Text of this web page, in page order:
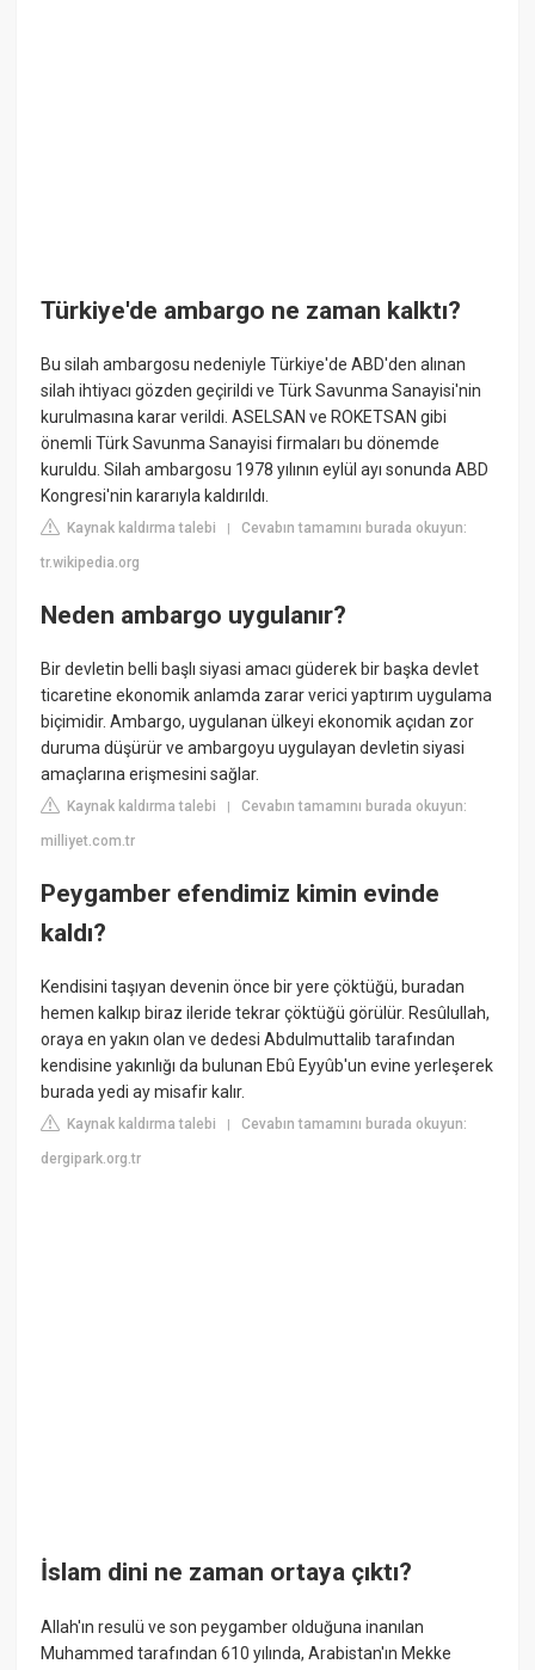
Türkiye'de ambargo ne zaman kalktı?
Bu silah ambargosu nedeniyle Türkiye'de ABD'den alınan
silah ihtiyacı gözden geçirildi ve Türk Savunma Sanayisi'nin
kurulmasına karar verildi. ASELSAN ve ROKETSAN gibi
önemli Türk Savunma Sanayisi firmaları bu dönemde
kuruldu. Silah ambargosu 1978 yılının eylül ayı sonunda ABD
Kongresi'nin kararıyla kaldırıldı.
Kaynak kaldırma talebi |Cevabın tamamını burada okuyun:
tr.wikipedia.org
Neden ambargo uygulanır?
Bir devletin belli başlı siyasi amacı güderek bir başka devlet
ticaretine ekonomik anlamda zarar verici yaptırım uygulama
biçimidir. Ambargo, uygulanan ülkeyi ekonomik açıdan zor
duruma düşürür ve ambargoyu uygulayan devletin siyasi
amaçlarına erişmesini sağlar.
Kaynak kaldırma talebi |Cevabın tamamını burada okuyun:
milliyet.com.tr
Peygamber efendimiz kimin evinde
kaldı?
Kendisini taşıyan devenin önce bir yere çöktüğü, buradan
hemen kalkıp biraz ileride tekrar çöktüğü görülür. Resûlullah,
oraya en yakın olan ve dedesi Abdulmuttalib tarafından
kendisine yakınlığı da bulunan Ebû Eyyûb'un evine yerleşerek
burada yedi ay misafir kalır.
Kaynak kaldırma talebi |Cevabın tamamını burada okuyun:
dergipark.org.tr
İslam dini ne zaman ortaya çıktı?
Allah'ın resulü ve son peygamber olduğuna inanılan
Muhammed tarafından 610 yılında, Arabistan'ın Mekke